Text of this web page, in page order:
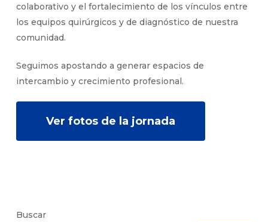
colaborativo y el fortalecimiento de los vínculos entre
los equipos quirúrgicos y de diagnóstico de nuestra
comunidad.
Seguimos apostando a generar espacios de
intercambio y crecimiento profesional.
Ver fotos de la jornada
Buscar